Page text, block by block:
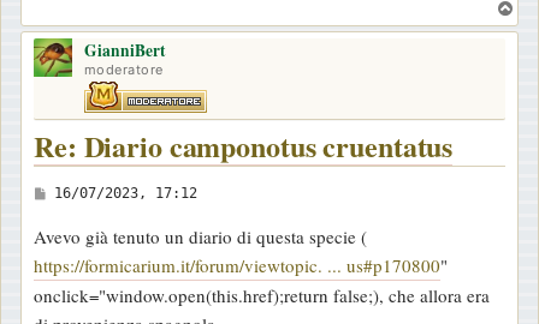
o
GianniBert
moderatore
Re: Diario camponotus cruentatus
M
s
s
a
16/07/2023, 17:12
Avevo già tenuto un diario di questa specie (
https://formicarium.it/forum/viewtopic. ... us#p170800"
onclick="window.open(this.href);return false;), che allora era